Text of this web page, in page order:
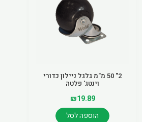
2" 50 מ"מ גלגל ניילון כדורי
וינטג' פלטה
₪19.89
הוספה לסל